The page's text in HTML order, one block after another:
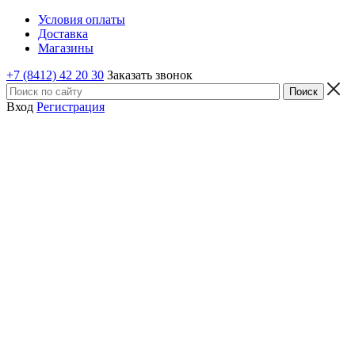
Условия оплаты
Доставка
Магазины
+7 (8412) 42 20 30 Заказать звонок
Вход Регистрация